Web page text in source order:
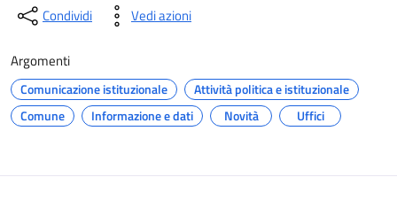
Condividi Vedi azioni
Argomenti
Comunicazione istituzionale
Attività politica e istituzionale
Comune
Informazione e dati Novità Uffici